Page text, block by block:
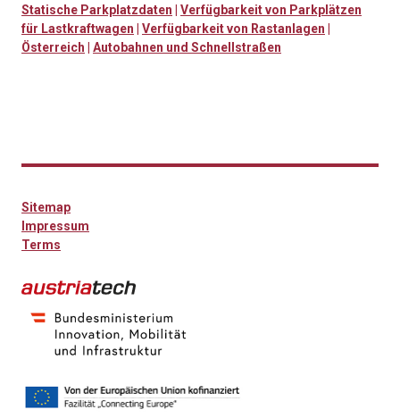
Statische Parkplatzdaten
Verfügbarkeit von Parkplätzen
für Lastkraftwagen
Verfügbarkeit von Rastanlagen
Österreich
Autobahnen und Schnellstraßen
Sitemap
Impressum
Terms